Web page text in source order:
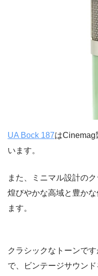
UA Bock 187はCinemag
います。
また、ミニマル設計の
煌びやかな高域と豊か
ます。
クラシックなトーンで
で、ビンテージサウン